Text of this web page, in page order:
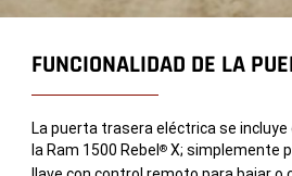
FUNCIONALIDAD DE LA
La puerta trasera eléctrica se
la Ram 1500 Rebel® X; simplemente